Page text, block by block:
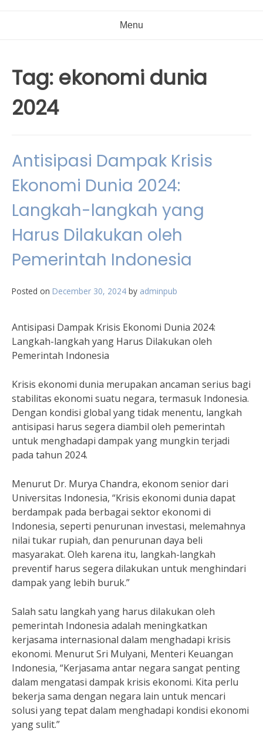
Menu
Tag: ekonomi dunia
2024
Antisipasi Dampak Krisis
Ekonomi Dunia 2024:
Langkah-langkah yang
Harus Dilakukan oleh
Pemerintah Indonesia
Posted on December 30, 2024 by adminpub
Antisipasi Dampak Krisis Ekonomi Dunia 2024:
Langkah-langkah yang Harus Dilakukan oleh
Pemerintah Indonesia
Krisis ekonomi dunia merupakan ancaman serius bagi
stabilitas ekonomi suatu negara, termasuk Indonesia.
Dengan kondisi global yang tidak menentu, langkah
antisipasi harus segera diambil oleh pemerintah
untuk menghadapi dampak yang mungkin terjadi
pada tahun 2024.
Menurut Dr. Murya Chandra, ekonom senior dari
Universitas Indonesia, “Krisis ekonomi dunia dapat
berdampak pada berbagai sektor ekonomi di
Indonesia, seperti penurunan investasi, melemahnya
nilai tukar rupiah, dan penurunan daya beli
masyarakat. Oleh karena itu, langkah-langkah
preventif harus segera dilakukan untuk menghindari
dampak yang lebih buruk.”
Salah satu langkah yang harus dilakukan oleh
pemerintah Indonesia adalah meningkatkan
kerjasama internasional dalam menghadapi krisis
ekonomi. Menurut Sri Mulyani, Menteri Keuangan
Indonesia, “Kerjasama antar negara sangat penting
dalam mengatasi dampak krisis ekonomi. Kita perlu
bekerja sama dengan negara lain untuk mencari
solusi yang tepat dalam menghadapi kondisi ekonomi
yang sulit.”